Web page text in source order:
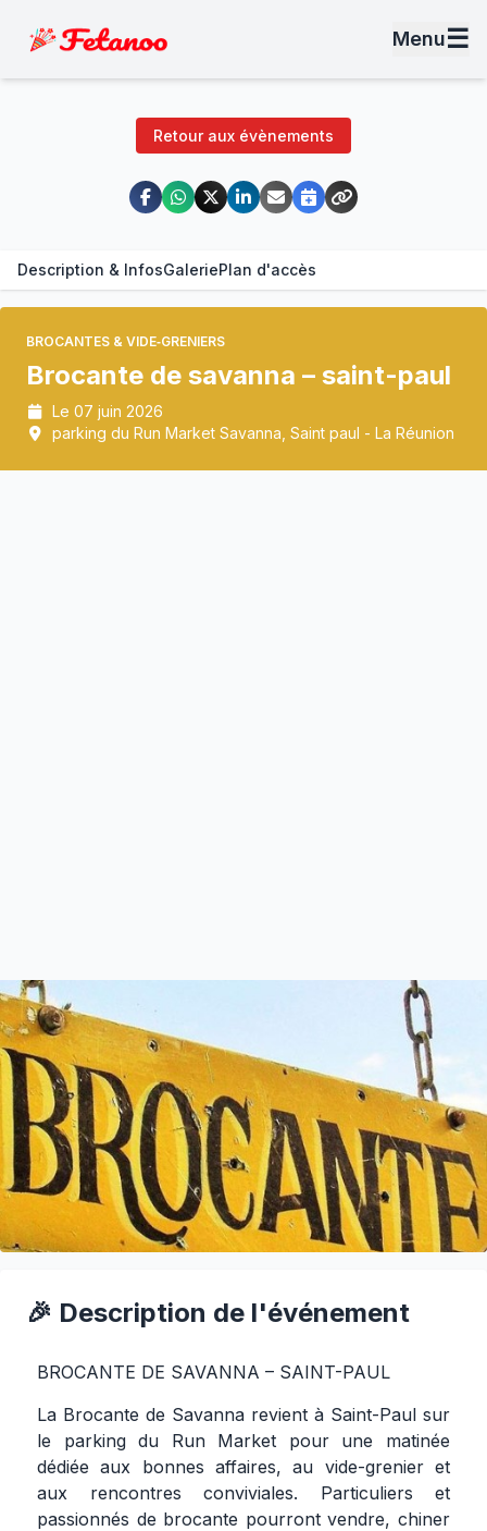
Menu☰
Retour aux évènements
Description & InfosGaleriePlan d'accès
BROCANTES & VIDE‑GRENIERS
Brocante de savanna – saint-paul
Le 07 juin 2026
parking du Run Market Savanna, Saint paul - La Réunion
🎉 Description de l'événement
BROCANTE DE SAVANNA – SAINT-PAUL
La Brocante de Savanna revient à Saint-Paul sur
le parking du Run Market pour une matinée
dédiée aux bonnes affaires, au vide-grenier et
aux rencontres conviviales. Particuliers et
passionnés de brocante pourront vendre, chiner